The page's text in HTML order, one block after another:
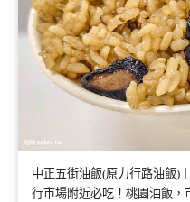
中正五街油飯(原力行路油飯)
行市場附近必吃！桃園油飯，